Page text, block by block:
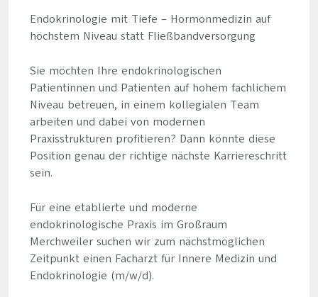
Endokrinologie mit Tiefe – Hormonmedizin auf
höchstem Niveau statt Fließbandversorgung
Sie möchten Ihre endokrinologischen
Patientinnen und Patienten auf hohem fachlichem
Niveau betreuen, in einem kollegialen Team
arbeiten und dabei von modernen
Praxisstrukturen profitieren? Dann könnte diese
Position genau der richtige nächste Karriereschritt
sein.
Für eine etablierte und moderne
endokrinologische Praxis im Großraum
Merchweiler suchen wir zum nächstmöglichen
Zeitpunkt einen Facharzt für Innere Medizin und
Endokrinologie (m/w/d).